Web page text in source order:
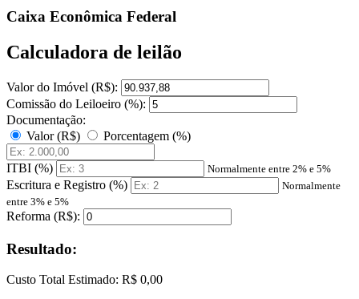
Caixa Econômica Federal
Calculadora de leilão
Valor do Imóvel (R$):
Comissão do Leiloeiro (%):
Documentação:
Valor (R$)
Porcentagem (%)
ITBI (%) Normalmente entre 2% e 5%
Escritura e Registro (%)
Normalmente
entre 3% e 5%
Reforma (R$):
Resultado:
Custo Total Estimado: R$ 0,00